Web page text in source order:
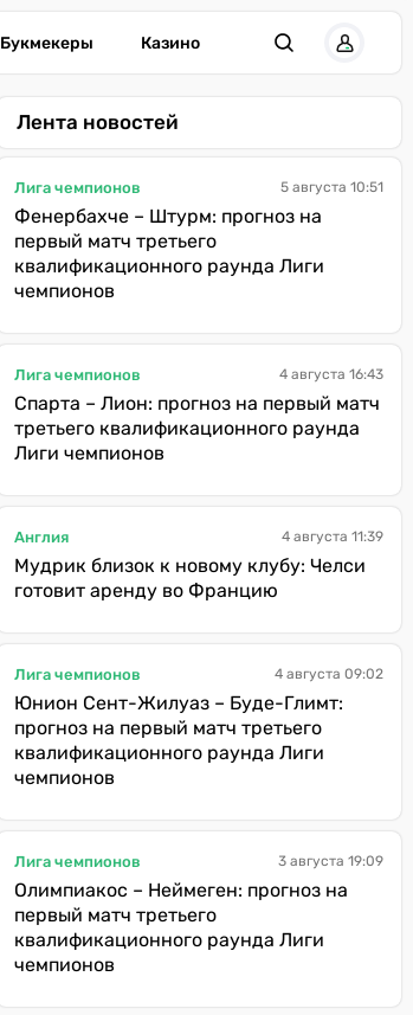
Букмекеры Казино
Лента новостей
Лига чемпионов 5 августа 10:51
Фенербахче – Штурм: прогноз на
первый матч третьего
квалификационного раунда Лиги
чемпионов
Лига чемпионов 4 августа 16:43
Спарта – Лион: прогноз на первый матч
третьего квалификационного раунда
Лиги чемпионов
Англия 4 августа 11:39
Мудрик близок к новому клубу: Челси
готовит аренду во Францию
Лига чемпионов 4 августа 09:02
Юнион Сент-Жилуаз – Буде-Глимт:
прогноз на первый матч третьего
квалификационного раунда Лиги
чемпионов
Лига чемпионов 3 августа 19:09
Олимпиакос – Неймеген: прогноз на
первый матч третьего
квалификационного раунда Лиги
чемпионов